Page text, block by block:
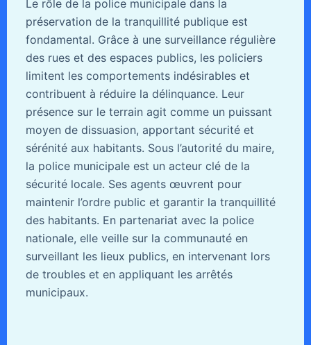
Le rôle de la police municipale dans la
préservation de la tranquillité publique est
fondamental. Grâce à une surveillance régulière
des rues et des espaces publics, les policiers
limitent les comportements indésirables et
contribuent à réduire la délinquance. Leur
présence sur le terrain agit comme un puissant
moyen de dissuasion, apportant sécurité et
sérénité aux habitants. Sous l’autorité du maire,
la police municipale est un acteur clé de la
sécurité locale. Ses agents œuvrent pour
maintenir l’ordre public et garantir la tranquillité
des habitants. En partenariat avec la police
nationale, elle veille sur la communauté en
surveillant les lieux publics, en intervenant lors
de troubles et en appliquant les arrêtés
municipaux.